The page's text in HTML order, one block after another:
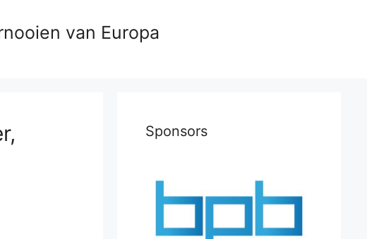
van Europa
Sponsors